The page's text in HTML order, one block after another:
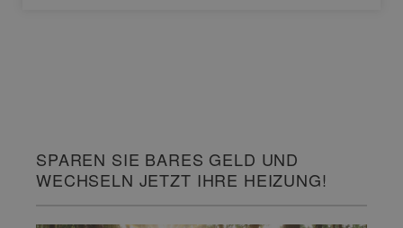
SPAREN SIE BARES GELD UND
WECHSELN JETZT IHRE HEIZUNG!